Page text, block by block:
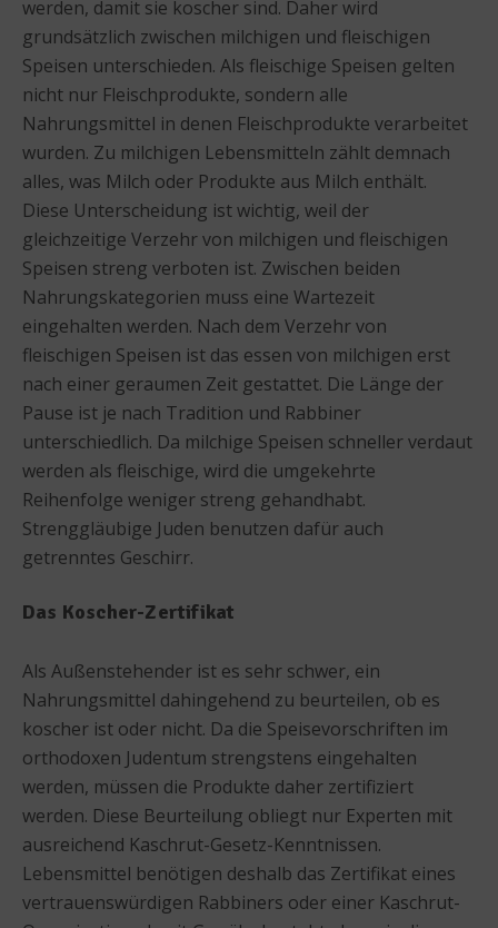
werden, damit sie koscher sind. Daher wird
grundsätzlich zwischen milchigen und fleischigen
Speisen unterschieden. Als fleischige Speisen gelten
nicht nur Fleischprodukte, sondern alle
Nahrungsmittel in denen Fleischprodukte verarbeitet
wurden. Zu milchigen Lebensmitteln zählt demnach
alles, was Milch oder Produkte aus Milch enthält.
Diese Unterscheidung ist wichtig, weil der
gleichzeitige Verzehr von milchigen und fleischigen
Speisen streng verboten ist. Zwischen beiden
Nahrungskategorien muss eine Wartezeit
eingehalten werden. Nach dem Verzehr von
fleischigen Speisen ist das essen von milchigen erst
nach einer geraumen Zeit gestattet. Die Länge der
Pause ist je nach Tradition und Rabbiner
unterschiedlich. Da milchige Speisen schneller verdaut
werden als fleischige, wird die umgekehrte
Reihenfolge weniger streng gehandhabt.
Strenggläubige Juden benutzen dafür auch
getrenntes Geschirr.
Das Koscher-Zertifikat
Als Außenstehender ist es sehr schwer, ein
Nahrungsmittel dahingehend zu beurteilen, ob es
koscher ist oder nicht. Da die Speisevorschriften im
orthodoxen Judentum strengstens eingehalten
werden, müssen die Produkte daher zertifiziert
werden. Diese Beurteilung obliegt nur Experten mit
ausreichend Kaschrut-Gesetz-Kenntnissen.
Lebensmittel benötigen deshalb das Zertifikat eines
vertrauenswürdigen Rabbiners oder einer Kaschrut-